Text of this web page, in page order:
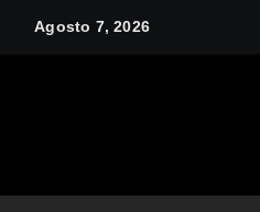
Agosto 7, 2026